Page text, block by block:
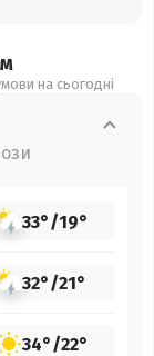
на сьогодні
33°/19°
32°/21°
34°/22°